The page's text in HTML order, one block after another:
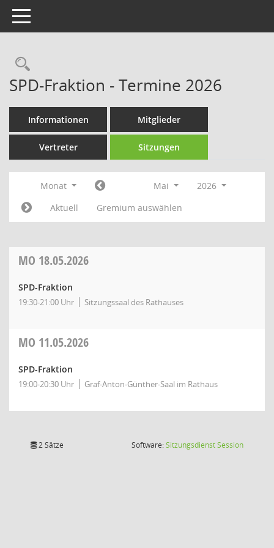
Toggle navigation
Rechercheauswahl
SPD-Fraktion - Termine 2026
Informationen Mitglieder
Vertreter Sitzungen
Monat Mai
2026
Aktuell
Gremium auswählen
MO 18.05.2026
SPD-Fraktion
19:30-21:00 Uhr Sitzungssaal des Rathauses
MO 11.05.2026
SPD-Fraktion
19:00-20:30 Uhr Graf-Anton-Günther-Saal im Rathaus
2 Sätze Software:SitzungsdienstSession(Wird in